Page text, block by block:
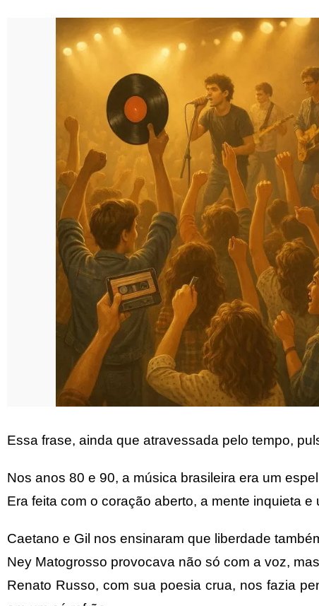
Essa frase, ainda que atravessada pelo tempo,
Nos anos 80 e 90, a música brasileira era um
Era feita com o coração aberto, a mente inquieta
Caetano e Gil nos ensinaram que liberdade
Ney Matogrosso provocava não só com a voz,
Renato Russo, com sua poesia crua, nos fazia